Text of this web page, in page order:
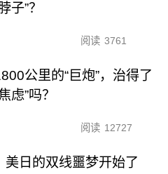
子”？
阅读 3761
公里的“巨炮”，治得了
虑”吗？
阅读 12727
日的双线噩梦开始了